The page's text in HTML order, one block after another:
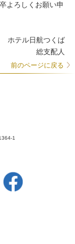
よろしくお願い申
ホテル日航つくば
総支配人
前のページに戻る
1